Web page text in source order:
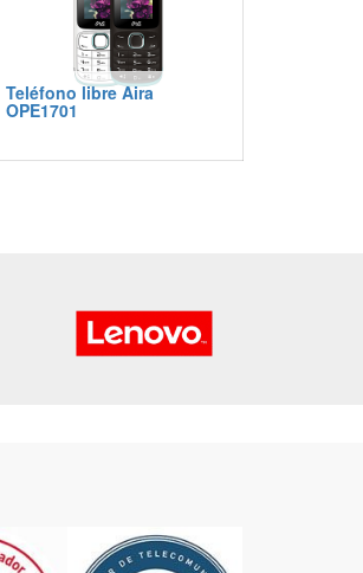
Teléfono libre Aira
OPE1701